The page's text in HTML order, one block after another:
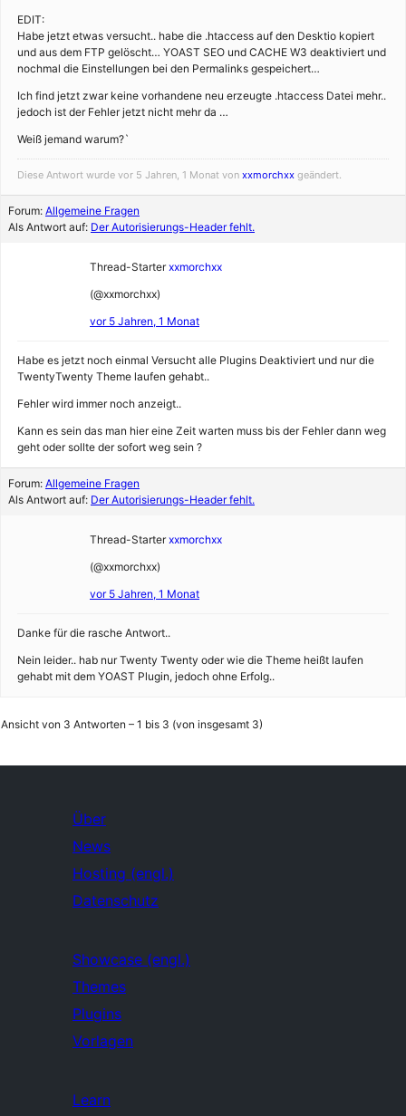
EDIT:
Habe jetzt etwas versucht.. habe die .htaccess auf den Desktio kopiert
und aus dem FTP gelöscht… YOAST SEO und CACHE W3 deaktiviert und
nochmal die Einstellungen bei den Permalinks gespeichert…
Ich find jetzt zwar keine vorhandene neu erzeugte .htaccess Datei mehr..
jedoch ist der Fehler jetzt nicht mehr da …
Weiß jemand warum?`
Diese Antwort wurde vor 5 Jahren, 1 Monat von xxmorchxx geändert.
Forum: Allgemeine Fragen
Als Antwort auf: Der Autorisierungs-Header fehlt.
Thread-Starter xxmorchxx
(@xxmorchxx)
vor 5 Jahren, 1 Monat
Habe es jetzt noch einmal Versucht alle Plugins Deaktiviert und nur die
TwentyTwenty Theme laufen gehabt..
Fehler wird immer noch anzeigt..
Kann es sein das man hier eine Zeit warten muss bis der Fehler dann weg
geht oder sollte der sofort weg sein ?
Forum: Allgemeine Fragen
Als Antwort auf: Der Autorisierungs-Header fehlt.
Thread-Starter xxmorchxx
(@xxmorchxx)
vor 5 Jahren, 1 Monat
Danke für die rasche Antwort..
Nein leider.. hab nur Twenty Twenty oder wie die Theme heißt laufen
gehabt mit dem YOAST Plugin, jedoch ohne Erfolg..
Ansicht von 3 Antworten – 1 bis 3 (von insgesamt 3)
Über
News
Hosting (engl.)
Datenschutz
Showcase (engl.)
Themes
Plugins
Vorlagen
Learn